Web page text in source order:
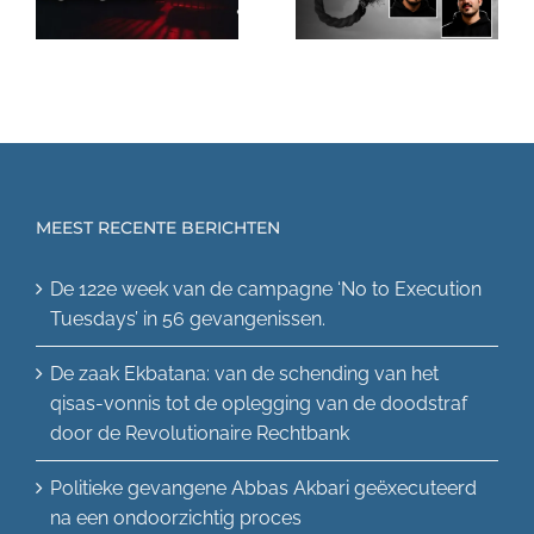
de doodstraf
een
MEEST RECENTE BERICHTEN
De 122e week van de campagne ‘No to Execution
Tuesdays’ in 56 gevangenissen.
De zaak Ekbatana: van de schending van het
qisas-vonnis tot de oplegging van de doodstraf
door de Revolutionaire Rechtbank
Politieke gevangene Abbas Akbari geëxecuteerd
na een ondoorzichtig proces